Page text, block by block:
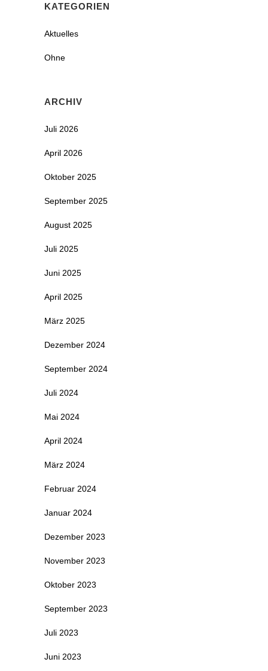
KATEGORIEN
Aktuelles
Ohne
ARCHIV
Juli 2026
April 2026
Oktober 2025
September 2025
August 2025
Juli 2025
Juni 2025
April 2025
März 2025
Dezember 2024
September 2024
Juli 2024
Mai 2024
April 2024
März 2024
Februar 2024
Januar 2024
Dezember 2023
November 2023
Oktober 2023
September 2023
Juli 2023
Juni 2023